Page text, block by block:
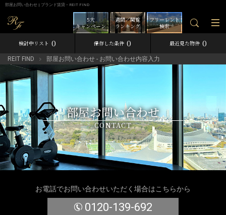
部屋お問い合わせ | ブランド賃貸－REIT FIND
フリーレント
検索
週間／閲覧
ランキング
5大
キャンペーン
検討中リスト 0 保存した条件 0 最近見た物件 0
REIT FIND 部屋お問い合わせ - お問い合わせ内容入力
部屋お問い合わせ
CONTACT
お電話でお問い合わせいただく場合はこちらから
0120-139-692